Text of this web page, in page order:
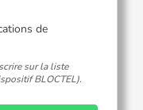
de
sur la liste
BLOCTEL).